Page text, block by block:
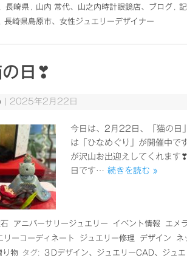
長崎県
山内 常代、山之内時計眼鏡店、ブログ
長崎県島原市、女性ジュエリーデザイナー
の日❣
2025年2月22日
今日は、2月22日、「猫の日
は「ひなめぐり」が開催中で
が沢山お出迎えしてくれま
日です… 続きを読む »
アニバーサリージュエリー イベント情報 エメ
リーコーディネート ジュエリー修理 デザイン ネ
り物 タグ:
３Dデザイン、ジュエリーCAD、ジュ